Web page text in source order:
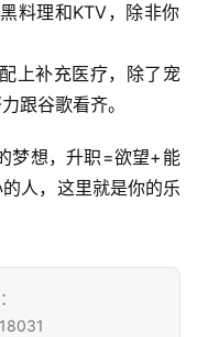
跟谷歌看齐。
人，这里就是你的乐